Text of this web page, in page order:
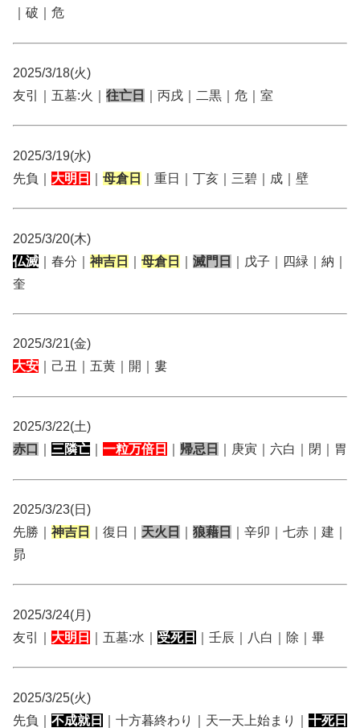
｜破｜危
2025/3/18(火)
友引｜五墓:火｜ 往亡日 ｜丙戌｜二黒｜危｜室
2025/3/19(水)
先負｜ 大明日 母倉日 ｜重日｜丁亥｜三碧｜成｜壁
2025/3/20(木)
仏滅 ｜春分｜ 神吉日 母倉日 滅門日
｜戊子｜四緑｜納｜
奎
2025/3/21(金)
大安 ｜己丑｜五黄｜開｜婁
2025/3/22(土)
赤口
三隣亡 一粒万倍日 帰忌日 ｜庚寅｜六白｜閉｜胃
2025/3/23(日)
先勝｜ 神吉日 ｜復日｜ 天火日 狼藉日
｜辛卯｜七赤｜建｜
昴
2025/3/24(月)
友引｜ 大明日 ｜五墓:水｜ 受死日 ｜壬辰｜八白｜除｜畢
2025/3/25(火)
先負｜ 不成就日 ｜十方暮終わり｜天一天上始まり｜ 十死日